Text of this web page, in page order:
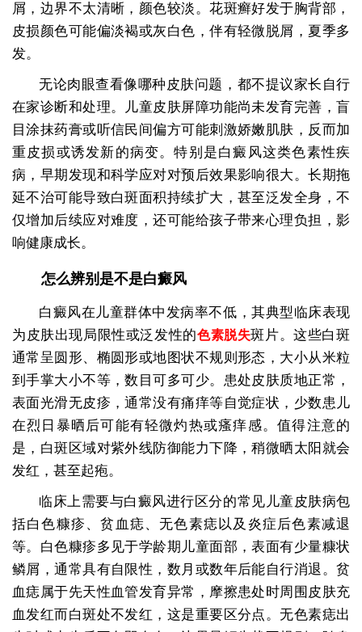
屑，边界不太清晰，颜色较淡。花斑癣好发于胸背部，
皮损颜色可能偏淡褐或灰白色，伴有轻微脱屑，夏季多
发。
无论肉眼查看像哪种皮肤问题，都不提议家长自行
在家诊断和处理。儿童皮肤屏障功能尚未发育完善，盲
目涂抹药膏或听信民间偏方可能刺激娇嫩肌肤，反而加
重皮损或诱发新的病变。特别是白癜风这类色素性疾
病，早期发现和科学应对对预后效果影响很大。长期拖
延不治可能导致白斑面积持续扩大，甚至泛发全身，不
仅增加后续应对难度，还可能给孩子带来心理负担，影
响健康成长。
怎么辨别是不是白癜风
白癜风在儿童群体中发病率不低，其典型临床表现
为皮肤出现局限性或泛发性的色素脱失斑片。这些白斑
通常呈圆形、椭圆形或地图状不规则形态，大小从米粒
到手掌大小不等，数目可多可少。患处皮肤质地正常，
表面光滑无皮疹，通常没有痛痒等自觉症状，少数患儿
在烈日暴晒后可能有轻微灼热或瘙痒感。值得注意的
是，白斑区域对紫外线防御能力下降，稍微晒太阳就会
发红，甚至起疱。
临床上需要与白癜风进行区分的常见儿童皮肤病包
括白色糠疹、贫血痣、无色素痣以及炎症后色素减退
等。白色糠疹多见于学龄期儿童面部，表面有少量糠状
鳞屑，通常具有自限性，数月或数年后能自行消退。贫
血痣属于先天性血管发育异常，摩擦患处时周围皮肤充
血发红而白斑处不发红，这是重要区分点。无色素痣出